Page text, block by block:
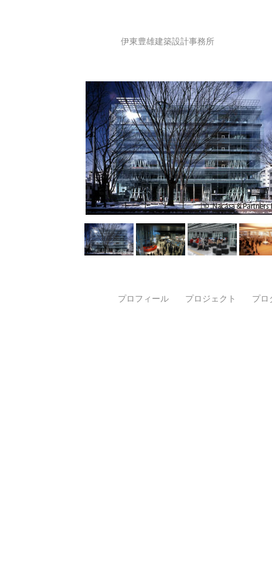
伊東豊雄建築設計事務所
プロフィール プロジェクト プロ